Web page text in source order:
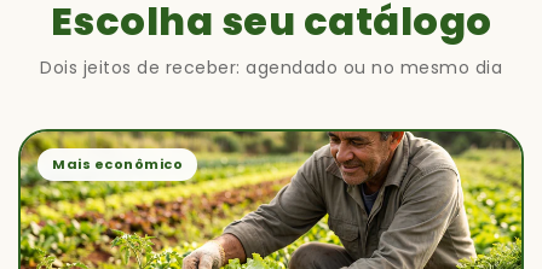
Escolha seu catálogo
Dois jeitos de receber: agendado ou no mesmo dia
Mais econômico